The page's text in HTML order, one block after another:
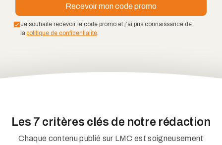
Je souhaite recevoir le code promo et j’ai pris connaissance de
la politique de confidentialité.
Les 7 critères clés de notre rédaction
Chaque contenu publié sur LMC est soigneusement